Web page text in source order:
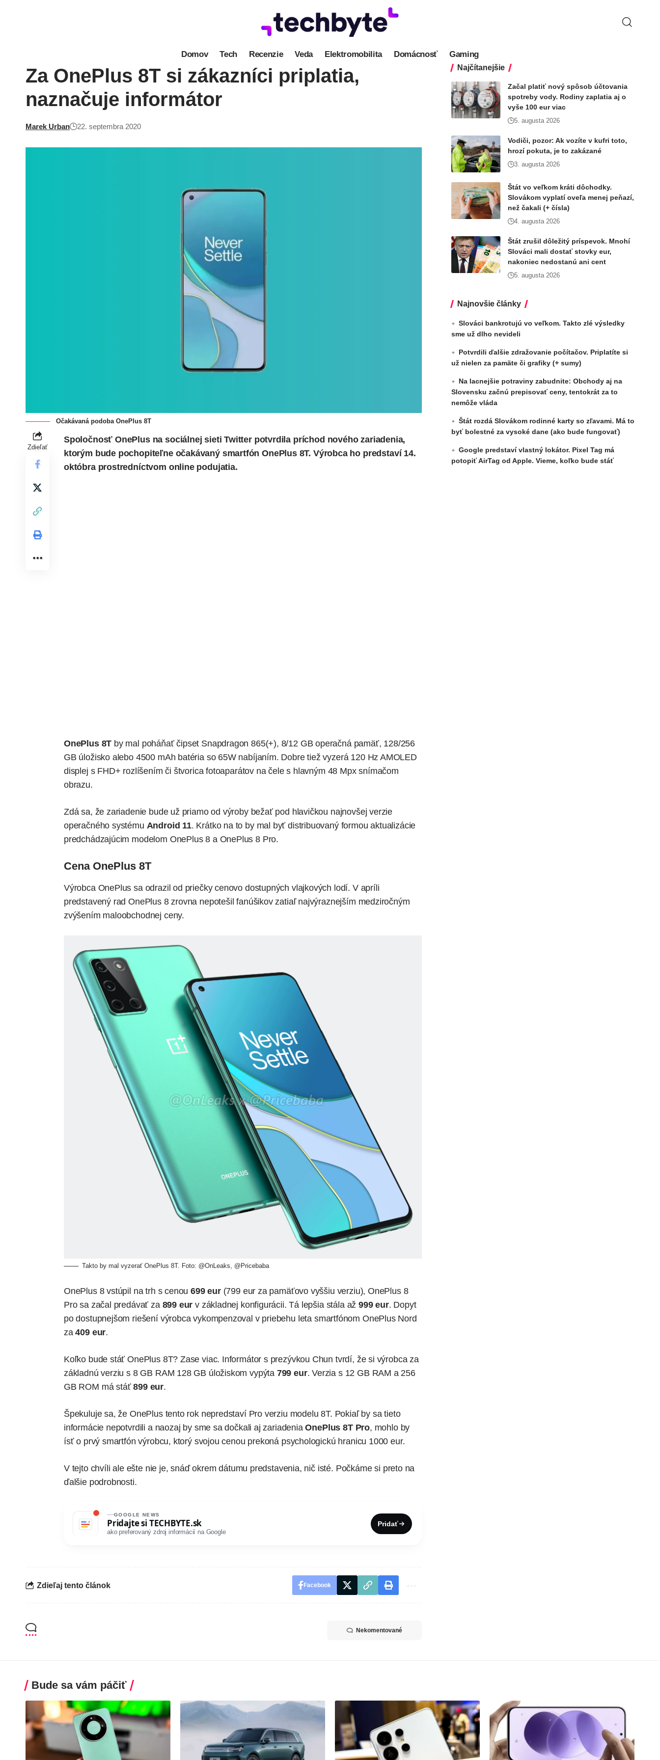
Domov Tech Recenzie Veda Elektromobilita Domácnosť Gaming
Za OnePlus 8T si zákazníci priplatia,
naznačuje informátor
Marek Urban 22. septembra 2020
Očakávaná podoba OnePlus 8T
Zdieľať
Spoločnosť OnePlus na sociálnej sieti Twitter potvrdila príchod nového zariadenia,
ktorým bude pochopiteľne očakávaný smartfón OnePlus 8T. Výrobca ho predstaví 14.
októbra prostredníctvom online podujatia.
OnePlus 8T by mal poháňaťčipset Snapdragon 865(+), 8/12 GB operačná pamäť, 128/256
GB úložisko alebo 4500 mAh batéria so 65W nabíjaním. Dobre tiež vyzerá 120 Hz AMOLED
displej s FHD+ rozlíšením či štvorica fotoaparátov na čele s hlavným 48 Mpx snímačom
obrazu.
Zdá sa, že zariadenie bude už priamo od výroby bežať pod hlavičkou najnovšej verzie
operačného systému Android 11. Krátko na to by mal byť distribuovaný formou aktualizácie
predchádzajúcim modelom OnePlus 8 a OnePlus 8 Pro.
Cena OnePlus 8T
Výrobca OnePlus sa odrazil od priečky cenovo dostupných vlajkových lodí. V apríli
predstavený rad OnePlus 8 zrovna nepotešil fanúšikov zatiaľ najvýraznejším medziročným
zvýšením maloobchodnej ceny.
Takto by mal vyzerať OnePlus 8T. Foto: @OnLeaks, @Pricebaba
OnePlus 8 vstúpil na trh s cenou699 eur(799 eur za pamäťovo vyššiu verziu), OnePlus 8
Pro sa začal predávať za899 eur v základnej konfigurácii. Tá lepšia stála až 999 eur. Dopyt
po dostupnejšom riešení výrobcavykompenzoval v priebehu leta smartfónom OnePlus Nord
za409 eur.
Koľko bude stáť OnePlus 8T? Zase viac. Informátor s prezývkou Chun tvrdí, že si výrobca za
základnú verziu s 8 GB RAM 128 GB úložiskom vypýta 799 eur. Verzia s 12 GB RAM a 256
GB ROM má stáť899 eur.
Špekuluje sa, že OnePlus tento rok nepredstaví Pro verziu modelu 8T. Pokiaľ by sa tieto
informácie nepotvrdili a naozaj by sme sa dočkali aj zariadeniaOnePlus 8T Pro, mohlo by
ísť o prvý smartfón výrobcu, ktorý svojou cenou prekoná psychologickú hranicu 1000 eur.
V tejto chvíli ale ešte nie je, snáď okrem dátumu predstavenia, nič isté. Počkáme si preto na
ďalšie podrobnosti.
GOOGLE NEWS
Pridajte si TECHBYTE.sk
ako preferovaný zdroj informácií na Google
Pridať
Zdieľaj tento článok Facebook
Nekomentované
Najčítanejšie
Začal platiť nový spôsob účtovania
spotreby vody. Rodiny zaplatia aj o
vyše 100 eur viac
5. augusta 2026
Vodiči, pozor: Ak vozíte v kufri toto,
hrozí pokuta, je to zakázané
3. augusta 2026
Štát vo veľkom kráti dôchodky.
Slovákom vyplatí oveľa menej peňazí,
než čakali (+ čísla)
4. augusta 2026
Štát zrušil dôležitý príspevok. Mnohí
Slováci mali dostať stovky eur,
nakoniec nedostanú ani cent
5. augusta 2026
Najnovšie články
Slováci bankrotujú vo veľkom. Takto zlé výsledky
sme už dlho nevideli
Potvrdili ďalšie zdražovanie počítačov. Priplatíte si
už nielen za pamäte či grafiky (+ sumy)
Na lacnejšie potraviny zabudnite: Obchody aj na
Slovensku začnú prepisovať ceny, tentokrát za to
nemôže vláda
Štát rozdá Slovákom rodinné karty so zľavami. Má to
byť bolestné za vysoké dane (ako bude fungovať)
Google predstaví vlastný lokátor. Pixel Tag má
potopiť AirTag od Apple. Vieme, koľko bude stáť
Bude sa vám páčiť